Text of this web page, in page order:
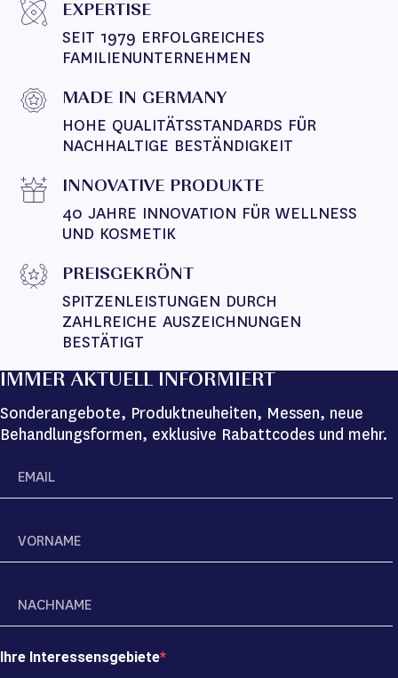
EXPERTISE
SEIT 1979 ERFOLGREICHES
FAMILIENUNTERNEHMEN
MADE IN GERMANY
HOHE QUALITÄTSSTANDARDS FÜR
NACHHALTIGE BESTÄNDIGKEIT
INNOVATIVE PRODUKTE
40 JAHRE INNOVATION FÜR WELLNESS
UND KOSMETIK
PREISGEKRÖNT
SPITZENLEISTUNGEN DURCH
ZAHLREICHE AUSZEICHNUNGEN
BESTÄTIGT
IMMER AKTUELL INFORMIERT
Sonderangebote, Produktneuheiten, Messen, neue
Behandlungsformen, exklusive Rabattcodes und mehr.
Ihre Interessensgebiete